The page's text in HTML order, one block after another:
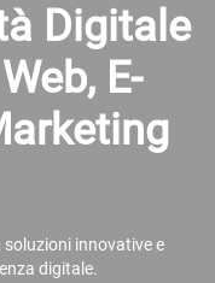
Digitale
E-
innovative e
digitale.